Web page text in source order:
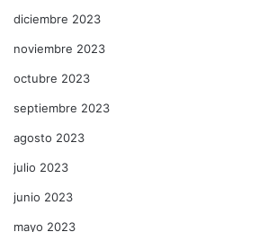
diciembre 2023
noviembre 2023
octubre 2023
septiembre 2023
agosto 2023
julio 2023
junio 2023
mayo 2023